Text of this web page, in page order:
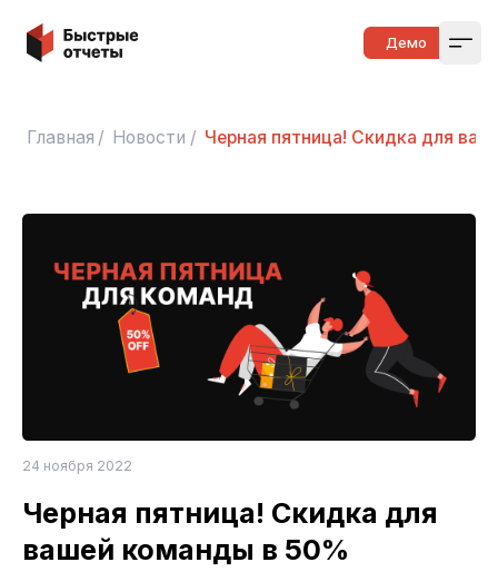
Быстрые отчеты Демо
Главная / Новости / Черная пятница! Скидка для
24 ноября 2022
Черная пятница! Скидка для
вашей команды в 50%